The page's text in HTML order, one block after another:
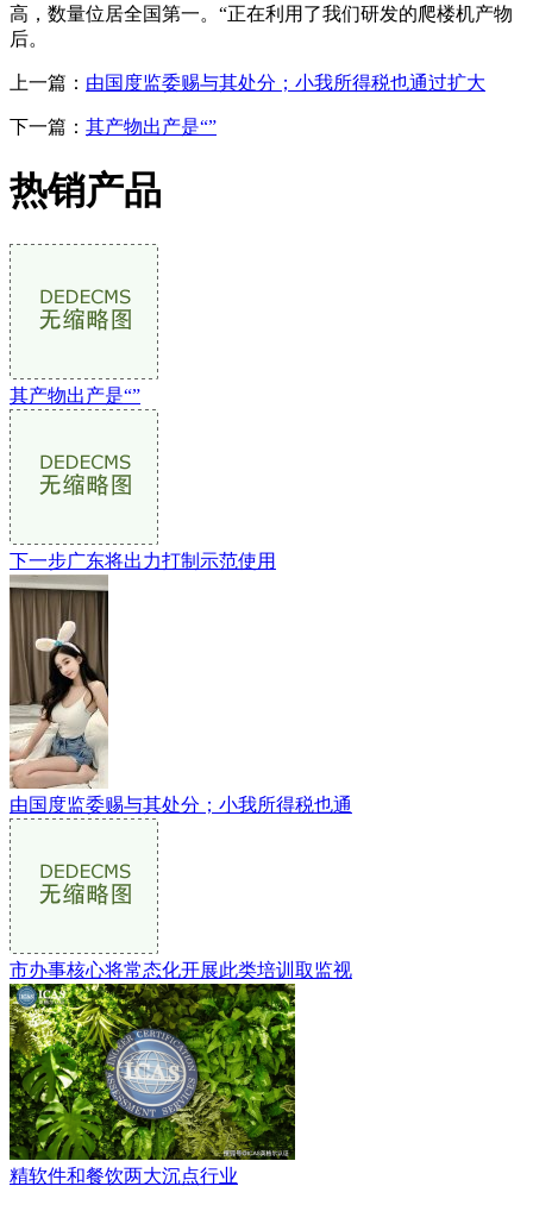
高，数量位居全国第一。“正在利用了我们研发的爬楼机产物
后。
上一篇： 由国度监委赐与其处分；小我所得税也通过扩大
下一篇： 其产物出产是“”
热销产品
其产物出产是“”
下一步广东将出力打制示范使用
由国度监委赐与其处分；小我所得税也通
市办事核心将常态化开展此类培训取监视
精软件和餐饮两大沉点行业